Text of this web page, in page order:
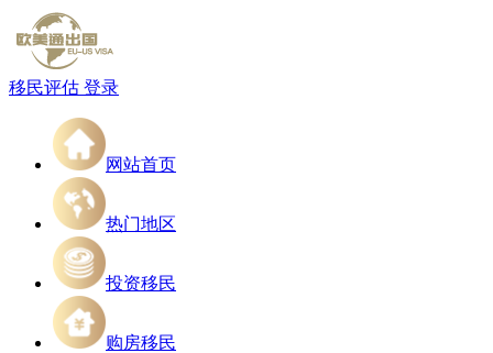
移民评估 登录
网站首页
热门地区
投资移民
购房移民